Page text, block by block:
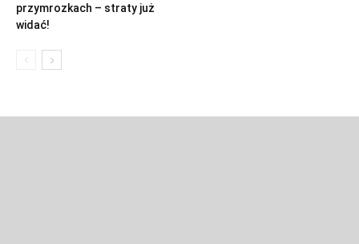
przymrozkach – straty już
widać!